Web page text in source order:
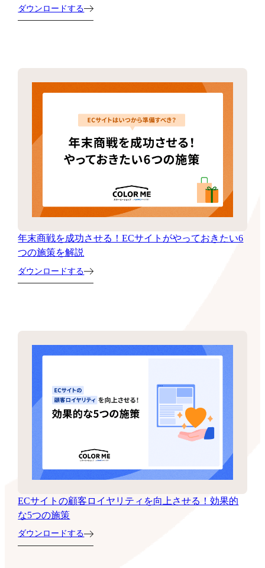
ダウンロードする
年末商戦を成功させる！ECサイトがやっておきたい6
つの施策を解説
ダウンロードする
ECサイトの顧客ロイヤリティを向上させる！効果的
な5つの施策
ダウンロードする